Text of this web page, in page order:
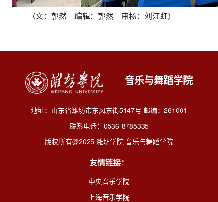
（文：郭然 编辑：郭然 审核：刘江虹）
音乐与舞蹈学院
地址：山东省潍坊市东风东街5147号 邮编：261061
联系电话：0536-8785335
版权所有@2025 潍坊学院 音乐与舞蹈学院
友情链接：
中央音乐学院
上海音乐学院